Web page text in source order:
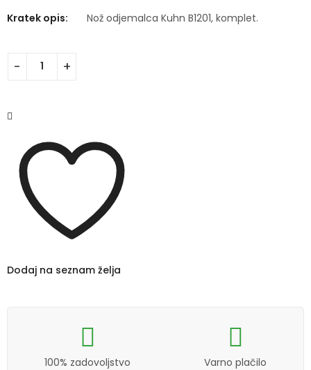
Kratek opis: Nož odjemalca Kuhn B1201, komplet.
Dodaj na seznam želja
100% zadovoljstvo Varno plačilo